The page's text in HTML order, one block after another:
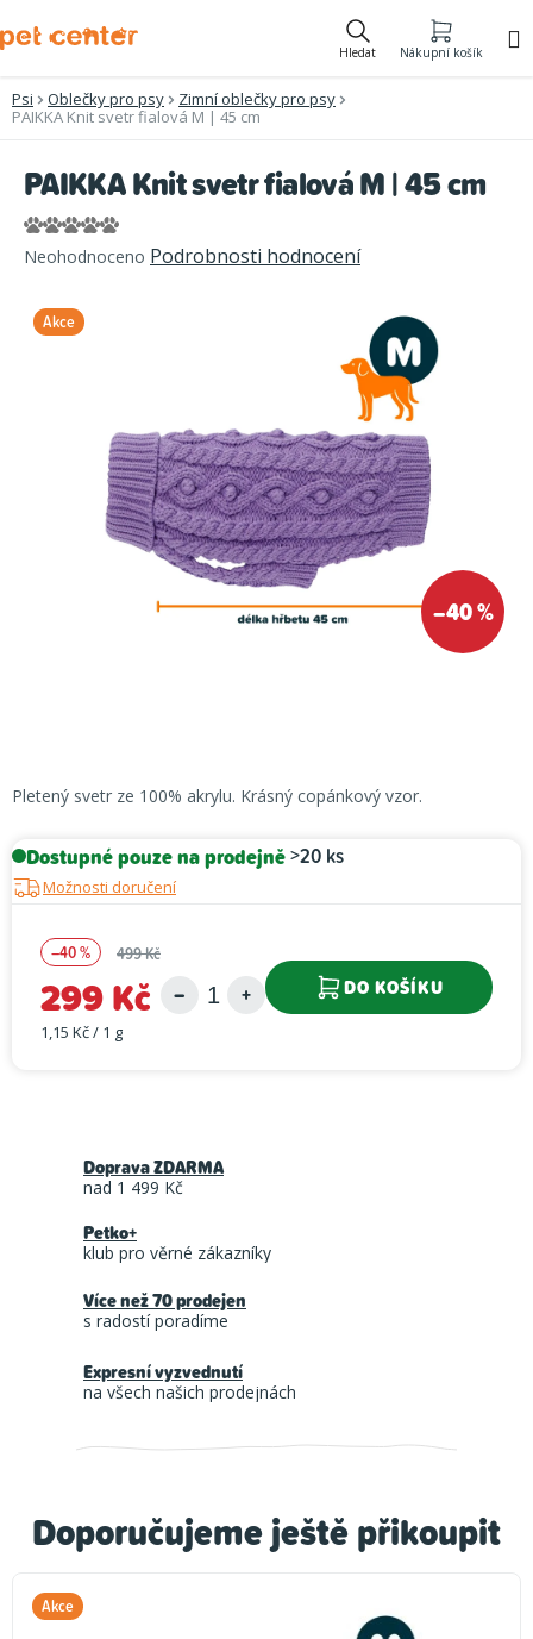
na
Hledat Nákupní košík
Psi Oblečky pro psy
Zimní oblečky pro psy
PAIKKA Knit svetr fialová M | 45 cm
Pletený svetr ze 100% akrylu. Krásný copánkový vzor.
Dostupné pouze na prodejně>20 ks
Možnosti doručení
499 Kč
–40 %
299 Kč
Měrná cena:
1,15 Kč / 1 g
DO KOŠÍKU
PAIKKA Knit svetr fialová M | 45 cm
Průměrné
hodnocení
je
hvězdiček.
Neohodnoceno Podrobnosti hodnocení
Akce
–40 %
Doporučujeme ještě přikoupit
Akce
Doprava ZDARMA
nad 1 499 Kč
Petko+
klub pro věrné zákazníky
Více než 70 prodejen
s radostí poradíme
Expresní vyzvednutí
na všech našich prodejnách